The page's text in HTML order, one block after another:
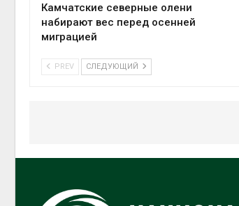
Камчатские северные олени
набирают вес перед осенней
миграцией
PREV СЛЕДУЮЩИЙ